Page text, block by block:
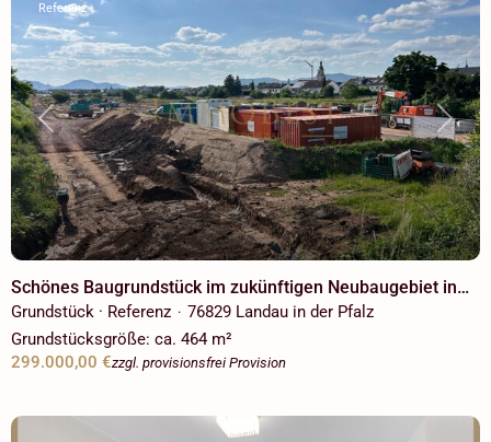
Previous Next
Referenz
Schönes Baugrundstück im zukünftigen Neubaugebiet in
Landau! Voll Erschlossen für freistehendes
Einfamilienhaus!
Grundstück · Referenz · 76829 Landau in der Pfalz
Grundstücksgröße: ca. 464 m²
299.000,00 €zzgl. provisionsfrei Provision